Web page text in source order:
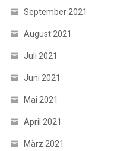
September 2021
August 2021
Juli 2021
Juni 2021
Mai 2021
April 2021
März 2021